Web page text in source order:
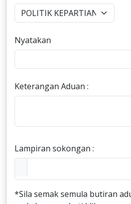
Nyatakan
Keterangan Aduan :
Lampiran sokongan :
*Sila semak semula butiran